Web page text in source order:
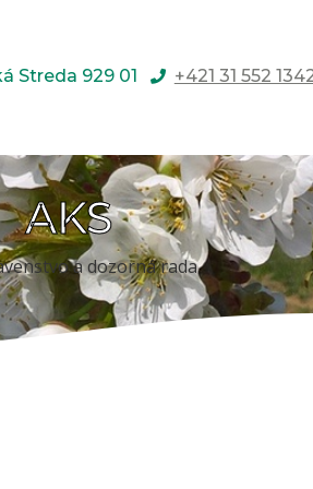
Streda 929 01 +421 31 552
AKS
a dozorná rada